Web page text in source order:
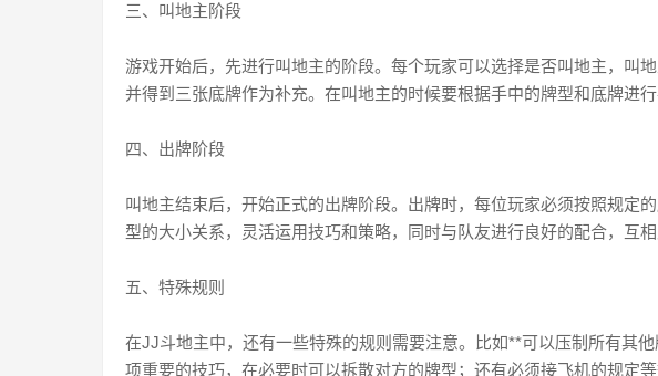
三、叫地主阶段
游戏开始后，先进行叫地主的阶段。每个玩家可以选择是否叫地主，叫
并得到三张底牌作为补充。在叫地主的时候要根据手中的牌型和底牌进
四、出牌阶段
叫地主结束后，开始正式的出牌阶段。出牌时，每位玩家必须按照规定
型的大小关系，灵活运用技巧和策略，同时与队友进行良好的配合，互相
五、特殊规则
在JJ斗地主中，还有一些特殊的规则需要注意。比如**可以压制所有其
项重要的技巧，在必要时可以拆散对方的牌型；还有必须接飞机的规定